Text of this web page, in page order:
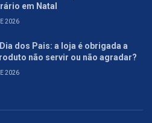
em Natal
2026
dos Pais: a loja é obrigada a
não servir ou não agradar?
2026